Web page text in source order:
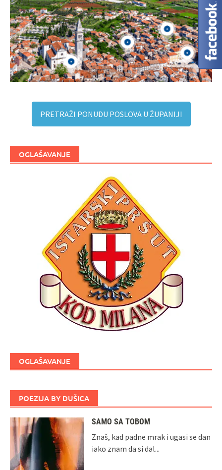
PRETRAŽI PONUDU POSLOVA U ŽUPANIJI
OGLAŠAVANJE
OGLAŠAVANJE
POEZIJA BY DUŠICA
SAMO SA TOBOM
Znaš, kad padne mrak i ugasi se dan
iako znam da si dal...